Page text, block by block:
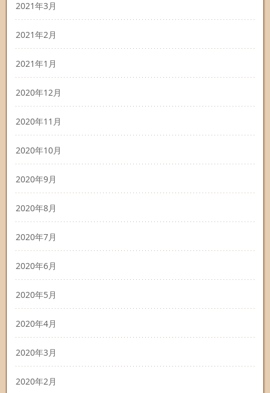
2021年3月
2021年2月
2021年1月
2020年12月
2020年11月
2020年10月
2020年9月
2020年8月
2020年7月
2020年6月
2020年5月
2020年4月
2020年3月
2020年2月